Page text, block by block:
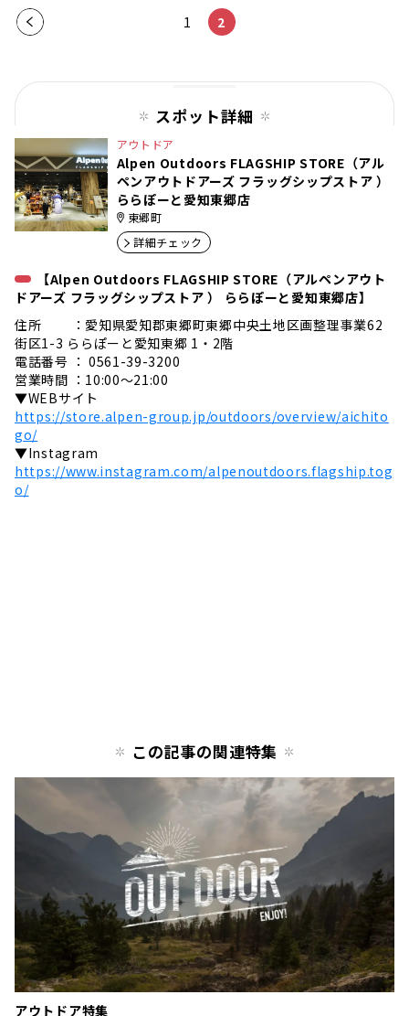
前の
1 2
スポット詳細
アウトドア
Alpen Outdoors FLAGSHIP STORE（アル
ペンアウトドアーズ フラッグシップストア ）
ららぽーと愛知東郷店
東郷町
詳細チェック
【Alpen Outdoors FLAGSHIP STORE（アルペンアウト
ドアーズ フラッグシップストア ） ららぽーと愛知東郷店】
住所 ：愛知県愛知郡東郷町東郷中央土地区画整理事業62
街区1-3 ららぽーと愛知東郷 1・2階
電話番号 ： 0561-39-3200
営業時間 ：10:00～21:00
▼WEBサイト
https://store.alpen-group.jp/outdoors/overview/aichito
go/
▼Instagram
https://www.instagram.com/alpenoutdoors.flagship.tog
o/
この記事の関連特集
アウトドア特集